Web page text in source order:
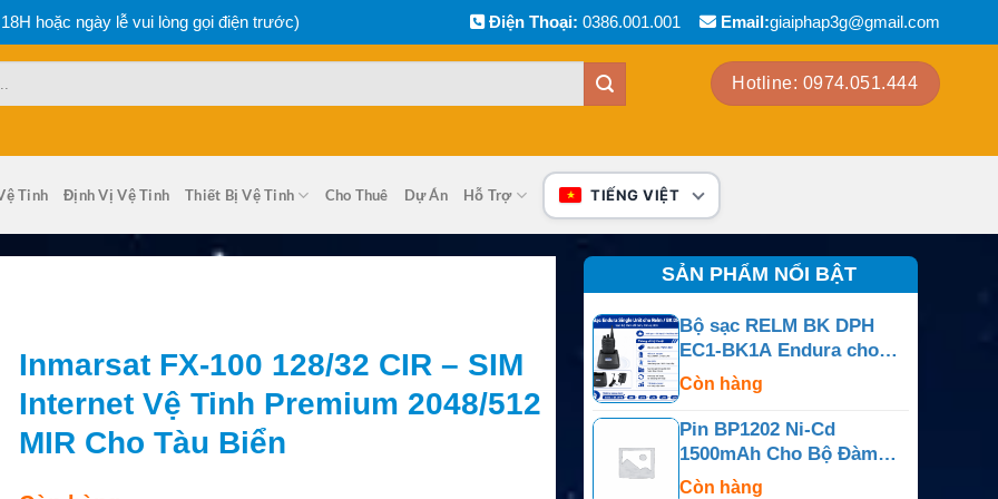
hoặc ngày lễ vui lòng gọi điện trước) Điện Thoại: 0386.001.001 Email:giaiphap3g@gmail.com
Hotline: 0974.051.444
Tinh Định Vị Vệ Tinh Thiết Bị Vệ Tinh Cho Thuê Dự Án Hỗ Trợ TIẾNG VIỆT
Inmarsat FX-100 128/32 CIR – SIM
Internet Vệ Tinh Premium 2048/512
MIR Cho Tàu Biển
SẢN PHẨM NỔI BẬT
Bộ sạc RELM BK DPH
EC1-BK1A Endura cho
NiCd, NiMH, Li-Ion, LiPo
Còn hàng
Pin BP1202 Ni-Cd
1500mAh Cho Bộ Đàm
M/A-COM Panther 500P
Còn hàng